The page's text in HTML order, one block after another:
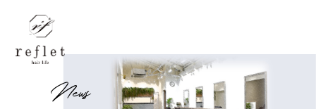
News
ホーム